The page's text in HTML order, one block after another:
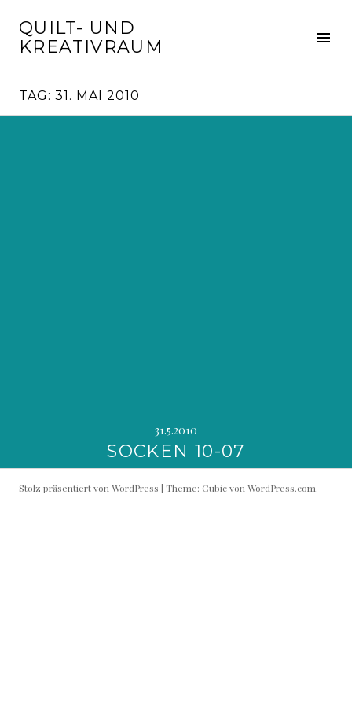
zum
Inhalt
QUILT- UND
KREATIVRAUM
TAG: 31. MAI 2010
31.5.2010
SOCKEN 10-07
Stolz präsentiert von WordPress | Theme: Cubic von WordPress.com.